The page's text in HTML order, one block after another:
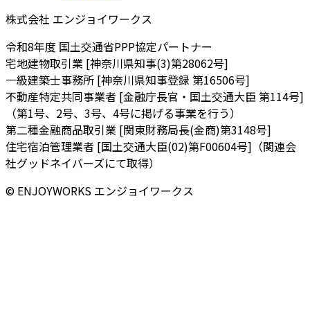
株式会社 エンジョイワークス
令和8年度 国土交通省PPP協定パートナー
宅地建物取引業 [神奈川県知事(3)第28062号]
一級建築士事務所 [神奈川県知事登録 第16506号]
不動産特定共同事業者 [金融庁長官・国土交通大臣 第114号]
（第1号、2号、3号、4号に掲げる事業を行う）
第二種金融商品取引業 [関東財務局長(金商)第3148号]
住宅宿泊管理業者 [国土交通大臣(02)第F00604号]（関連会
社グッドネイバーズにて取得）
© ENJOYWORKS エンジョイワークス